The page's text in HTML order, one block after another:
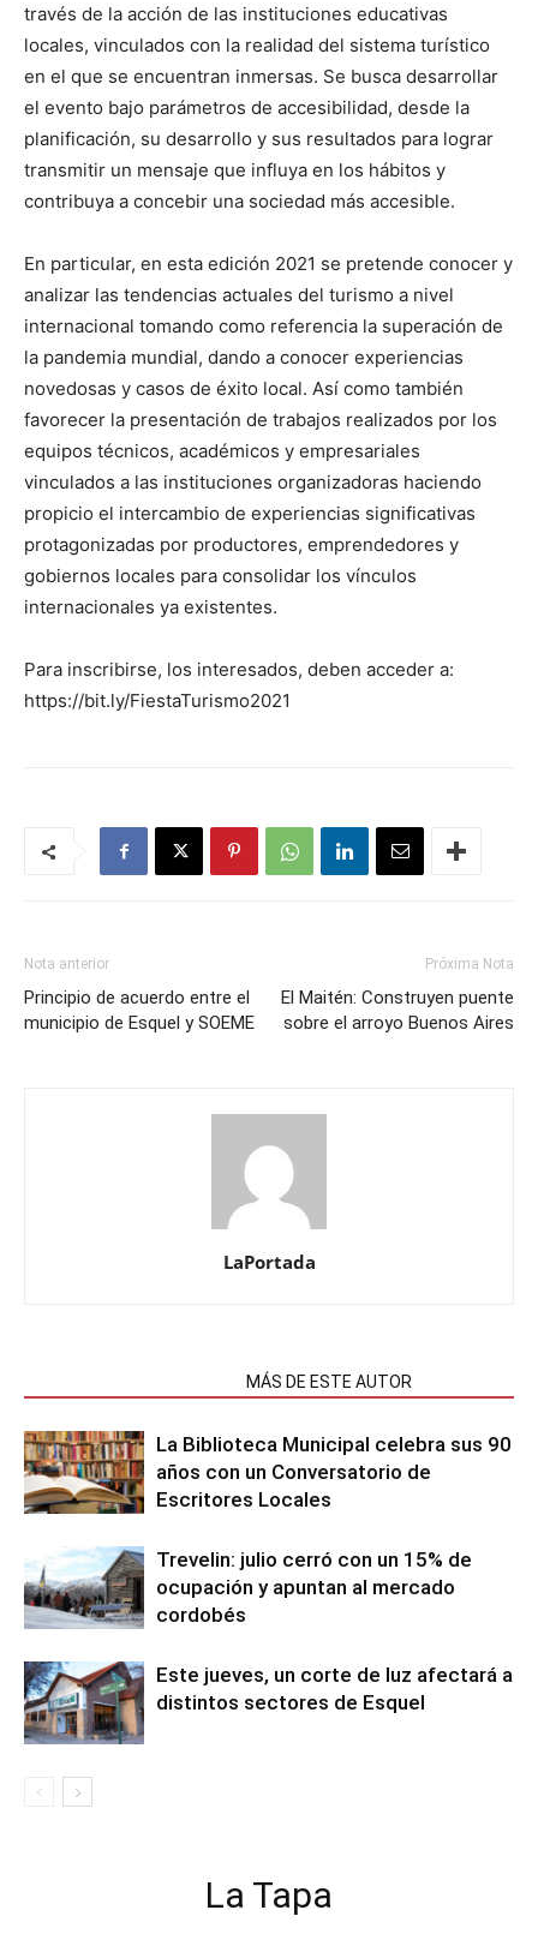
través de la acción de las instituciones educativas
locales, vinculados con la realidad del sistema turístico
en el que se encuentran inmersas. Se busca desarrollar
el evento bajo parámetros de accesibilidad, desde la
planificación, su desarrollo y sus resultados para lograr
transmitir un mensaje que influya en los hábitos y
contribuya a concebir una sociedad más accesible.
En particular, en esta edición 2021 se pretende conocer y
analizar las tendencias actuales del turismo a nivel
internacional tomando como referencia la superación de
la pandemia mundial, dando a conocer experiencias
novedosas y casos de éxito local. Así como también
favorecer la presentación de trabajos realizados por los
equipos técnicos, académicos y empresariales
vinculados a las instituciones organizadoras haciendo
propicio el intercambio de experiencias significativas
protagonizadas por productores, emprendedores y
gobiernos locales para consolidar los vínculos
internacionales ya existentes.
Para inscribirse, los interesados, deben acceder a:
https://bit.ly/FiestaTurismo2021
Nota anterior
Principio de acuerdo entre el
municipio de Esquel y SOEME
Próxima Nota
El Maitén: Construyen puente
sobre el arroyo Buenos Aires
LaPortada
MÁS DE ESTE AUTOR
La Biblioteca Municipal celebra sus 90
años con un Conversatorio de
Escritores Locales
Trevelin: julio cerró con un 15% de
ocupación y apuntan al mercado
cordobés
Este jueves, un corte de luz afectará a
distintos sectores de Esquel
La Tapa